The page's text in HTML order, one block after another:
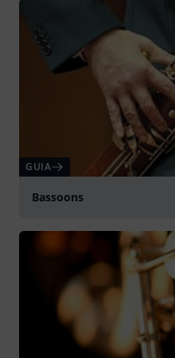
GUIA
Bassoons